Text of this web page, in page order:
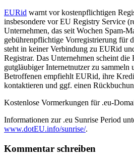
EURid warnt vor kostenpflichtigen
insbesondere vor EU Registry Service
Unternehmen, das seit Wochen Spam-
gebührenpflichtige Vorregistrierung für
steht in keiner Verbindung zu EURid
Registrar. Das Unternehmen scheint die
gutgläubiger Internetnutzer zu sammeln
Betroffenen empfiehlt EURid, ihre
kontaktieren und ggf. einen
Kostenlose Vormerkungen für .eu-
Informationen zur .eu Sunrise Period
www.dotEU.info/sunrise/.
Kommentar schreiben